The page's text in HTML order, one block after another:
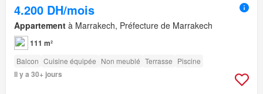
4.200 DH/mois
Appartement à Marrakech, Préfecture de Marrakech
111 m²
Balcon Cuisine équipée Non meublé Terrasse Piscine
Il y a 30+ jours